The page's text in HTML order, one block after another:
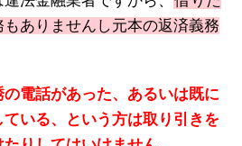
ありませんし元本の返済義務
の電話があった、あるいは既に
いる、という方は取り引きを